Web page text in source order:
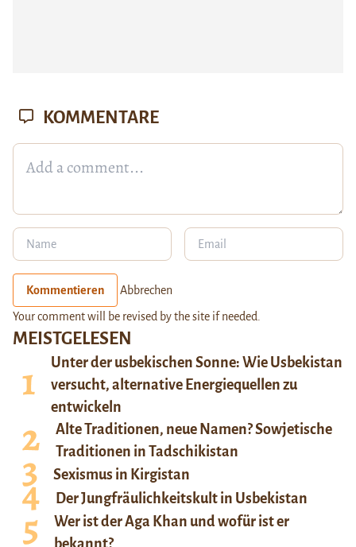
MEISTGELESEN
Unter der usbekischen Sonne: Wie Usbekistan
versucht, alternative Energiequellen zu
entwickeln
Alte Traditionen, neue Namen? Sowjetische
Traditionen in Tadschikistan
Sexismus in Kirgistan
Der Jungfräulichkeitskult in Usbekistan
Wer ist der Aga Khan und wofür ist er
bekannt?
KOMMENTARE
Kommentieren Abbrechen
Your comment will be revised by the site if needed.